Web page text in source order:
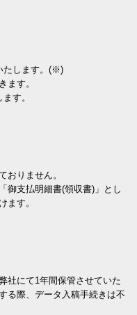
たします。(※)
ます。
す。
おりません。
御支払明細書(領収書)」とし
ます。
社にて1年間保管させていた
る際、データ入稿手続きは不